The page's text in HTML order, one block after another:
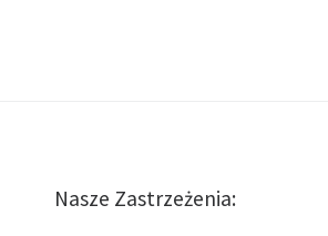
Nasze Zastrzeżenia: